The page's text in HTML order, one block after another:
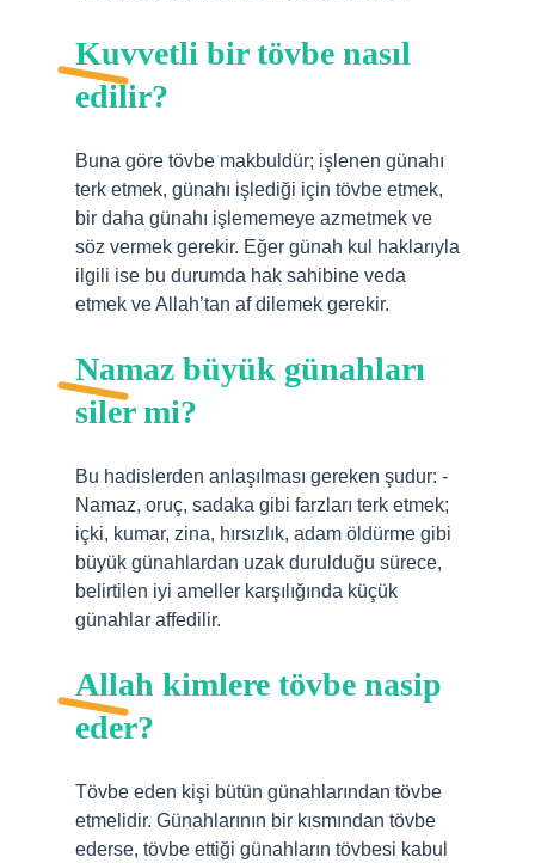
Kuvvetli bir tövbe nasıl
edilir?
Buna göre tövbe makbuldür; işlenen günahı
terk etmek, günahı işlediği için tövbe etmek,
bir daha günahı işlememeye azmetmek ve
söz vermek gerekir. Eğer günah kul haklarıyla
ilgili ise bu durumda hak sahibine veda
etmek ve Allah’tan af dilemek gerekir.
Namaz büyük günahları
siler mi?
Bu hadislerden anlaşılması gereken şudur: -
Namaz, oruç, sadaka gibi farzları terk etmek;
içki, kumar, zina, hırsızlık, adam öldürme gibi
büyük günahlardan uzak durulduğu sürece,
belirtilen iyi ameller karşılığında küçük
günahlar affedilir.
Allah kimlere tövbe nasip
eder?
Tövbe eden kişi bütün günahlarından tövbe
etmelidir. Günahlarının bir kısmından tövbe
ederse, tövbe ettiği günahların tövbesi kabul